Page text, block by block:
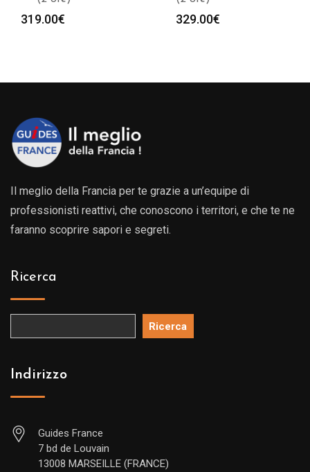
319.00€ 329.00€
Il meglio della Francia per te grazie a un’equipe di
professionisti reattivi, che conoscono i territori, e che te ne
faranno scoprire sapori e segreti.
Ricerca
Ricerca
Indirizzo
Guides France
7 bd de Louvain
13008 MARSEILLE (FRANCE)